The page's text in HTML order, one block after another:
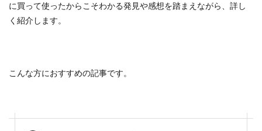
に買って使ったからこそわかる発見や感想を踏まえながら、詳し
く紹介します。
こんな方におすすめの記事です。